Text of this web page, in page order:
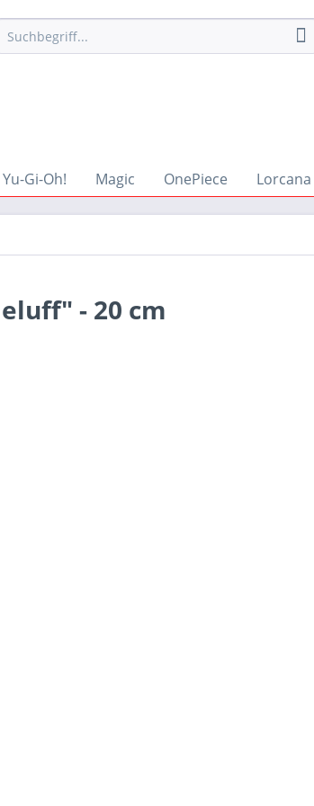
Yu-Gi-Oh! Magic OnePiece Lorcana
- 20 cm